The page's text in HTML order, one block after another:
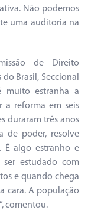
Não podemos
uma auditoria na
de Direito
Brasil, Seccional
muito estranha a
a reforma em seis
duraram três anos
de poder, resolve
É algo estranho e
estudado com
e quando chega
cara. A população
comentou.